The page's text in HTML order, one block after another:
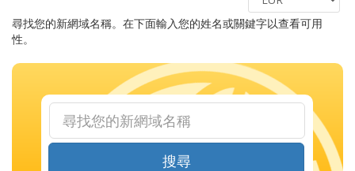
尋找您的新網域名稱。在下面輸入您的姓名或關鍵字以查看可用
性。
搜尋